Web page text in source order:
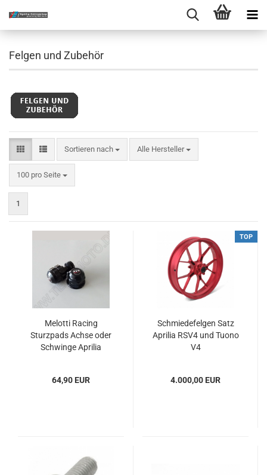
Felgen und Zubehör
Sortieren nach
Sortieren nach Alle Hersteller
100 pro Seite
pro Seite
1
Melotti Racing
Sturzpads Achse oder
Schwinge Aprilia
64,90 EUR
TOP
Schmiedefelgen Satz
Aprilia RSV4 und Tuono
V4
4.000,00 EUR